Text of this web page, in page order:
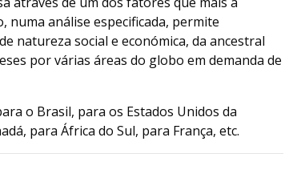
análise especificada, permite
natureza social e económica, da ancestral
por várias áreas do globo em demanda de
o Brasil, para os Estados Unidos da
para África do Sul, para França, etc.